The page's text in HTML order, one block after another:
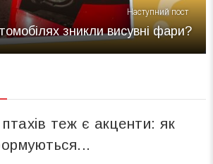
Наступний пост
зникли висувні фари?
теж є акценти: як